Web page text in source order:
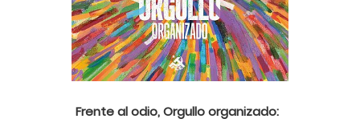
Frente al odio, Orgullo organizado: